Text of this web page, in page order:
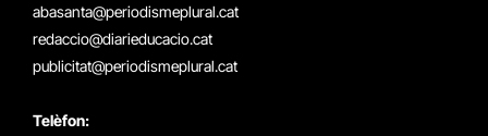
abasanta@periodismeplural.cat
redaccio@diarieducacio.cat
publicitat@periodismeplural.cat
Telèfon: